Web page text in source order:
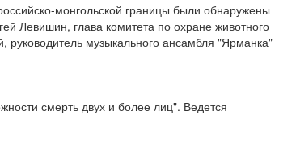
монгольской границы были обнаружены
Левишин, глава комитета по охране животного
руководитель музыкального ансамбля "Ярманка"
смерть двух и более лиц". Ведется